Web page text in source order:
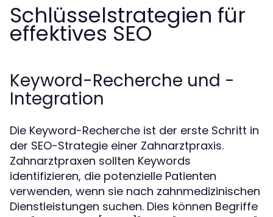
Schlüsselstrategien für
effektives SEO
Keyword-Recherche und -
Integration
Die Keyword-Recherche ist der erste Schritt in
der SEO-Strategie einer Zahnarztpraxis.
Zahnarztpraxen sollten Keywords
identifizieren, die potenzielle Patienten
verwenden, wenn sie nach zahnmedizinischen
Dienstleistungen suchen. Dies können Begriffe